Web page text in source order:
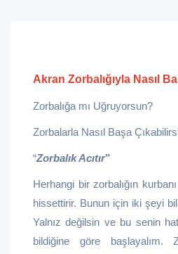
Akran Zorbalığıyla Nasıl
Zorbalığa mı Uğruyorsun?
Zorbalarla Nasıl Başa
“Zorbalık Acıtır”
Herhangi bir zorbalığın
hissettirir. Bunun için iki şeyi
Yalnız değilsin ve bu senin
bildiğine göre başlayalım.